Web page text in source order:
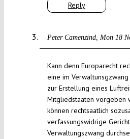
Reply
Peter Camenzind Mon 18
Kann denn Europarecht
eine im
zur Erstellung eines
Mitgliedstaaten vorgeben
können rechtsaatlich
verfassungswidrige
Verwaltungszwang